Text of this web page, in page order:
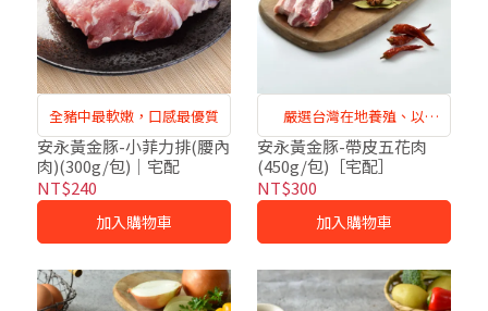
全豬中最軟嫩，口感最優質
安永黃金豚-小菲力排(腰內
肉)(300g/包)｜宅配
NT$240
加入購物車
嚴選台灣在地養殖、以
Omega-3亞麻籽飼養的健康
豬隻，美味又安心
安永黃金豚-帶皮五花肉
(450g/包)［宅配］
NT$300
加入購物車